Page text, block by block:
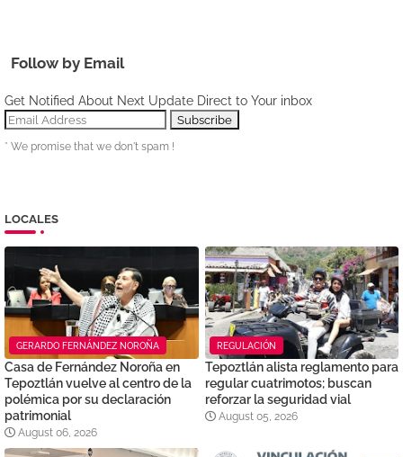
Follow by Email
Get Notified About Next Update Direct to Your inbox
* We promise that we don't spam !
LOCALES
GERARDO FERNÁNDEZ NOROÑA
Casa de Fernández Noroña en
Tepoztlán vuelve al centro de la
polémica por su declaración
patrimonial
August 06, 2026
REGULACIÓN
Tepoztlán alista reglamento para
regular cuatrimotos; buscan
reforzar la seguridad vial
August 05, 2026